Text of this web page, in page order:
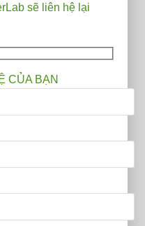
sẽ liên hệ lại
CỦA BẠN